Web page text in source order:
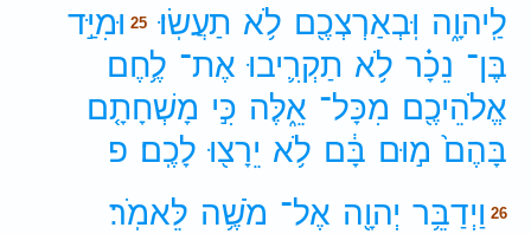
לַֽיהוָ֑ה וּֽבְאַרְצְכֶ֖ם לֹ֥א תַעֲשֽׂוּ׃ 25 וּמִיַּ֣ד
בֶּן־ נֵכָ֗ר לֹ֥א תַקְרִ֛יבוּ אֶת־ לֶ֥חֶם
אֱלֹהֵיכֶ֖ם מִכָּל־ אֵ֑לֶּה כִּ֣י מָשְׁחָתָ֤ם
בָּהֶם֙ מ֣וּם בָּ֔ם לֹ֥א יֵרָצ֖וּ לָכֶֽם׃ פ
26 וַיְדַבֵּ֥ר יְהוָ֖ה אֶל־ מֹשֶׁ֥ה לֵּאמֹֽר׃